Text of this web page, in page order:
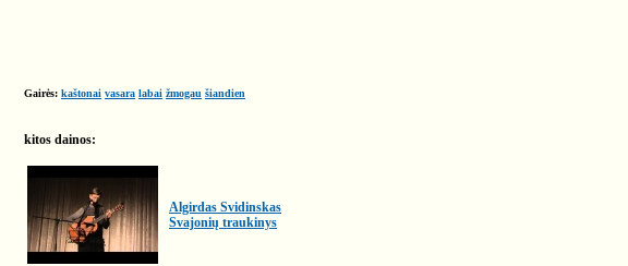
Gairės: kaštonai vasara labai žmogau šiandien
kitos dainos:
Algirdas Svidinskas
Svajonių traukinys